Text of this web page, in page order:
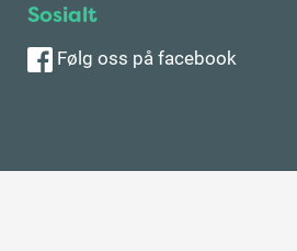
Sosialt
Følg oss på facebook